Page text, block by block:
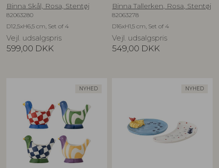
Binna Skål, Rosa, Stentøj
82063280
D12,5xH6,5 cm, Set of 4
Vejl. udsalgspris
599,00 DKK
Binna Tallerken, Rosa, Stentøj
82063278
D16xH1,5 cm, Set of 4
Vejl. udsalgspris
549,00 DKK
NYHED NYHED